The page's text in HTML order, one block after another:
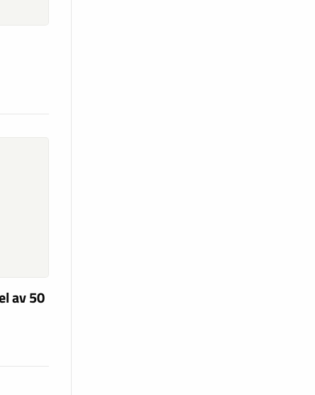
av 50